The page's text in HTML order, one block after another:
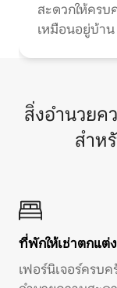
สะดวกให้คร
เหมือนอยู่บ้าน
สิ่งอำนวยค
สำห
ที่พักให้เช่าตกแต่
เฟอร์นิเจอร์ครบ